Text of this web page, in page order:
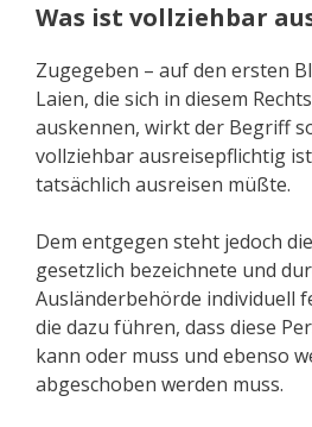
Was ist vollziehbar
Zugegeben – auf den ersten
Laien, die sich in diesem
auskennen, wirkt der Begriff
vollziehbar ausreisepflichtig
tatsächlich ausreisen müßte.
Dem entgegen steht jedoch die
gesetzlich bezeichnete und
Ausländerbehörde individuell
die dazu führen, dass diese
kann oder muss und ebenso
abgeschoben werden muss.